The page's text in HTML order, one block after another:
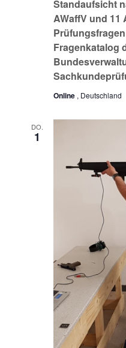
Standaufsicht
AWaffV und 11
Fragenkatalog
Online , Deutschland
DO.
1